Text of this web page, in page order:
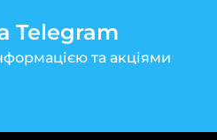
Telegram
та акціями